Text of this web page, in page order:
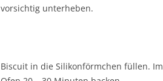
vorsichtig unterheben.
Biscuit in die Silikonförmchen füllen. Im